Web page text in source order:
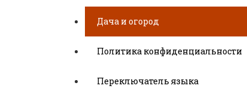
Дача и огород
Политика конфиденциальности
Переключатель языка